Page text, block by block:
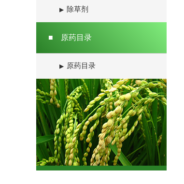
▶ 除草剂
■ 原药目录
▶ 原药目录